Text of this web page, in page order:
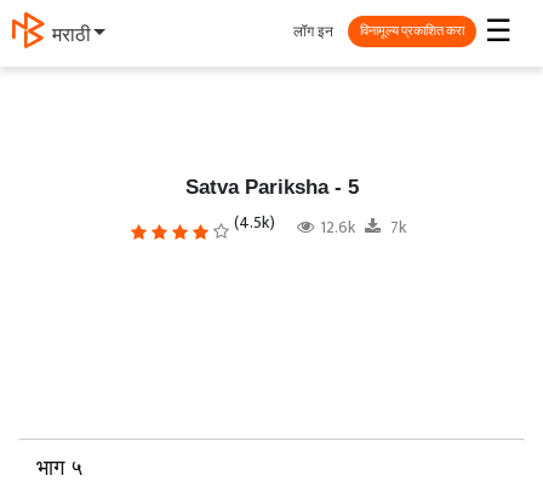
मराठी ☰
लॉग इन विनामूल्य प्रकाशित करा
Satva Pariksha - 5
(4.5k) 12.6k 7k
भाग ५